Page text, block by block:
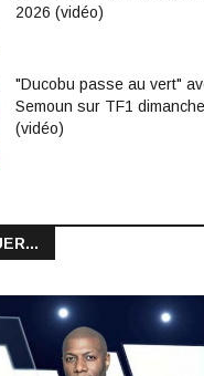
2026 (vidéo)
"Ducobu passe au vert"
Semoun sur TF1
(vidéo)